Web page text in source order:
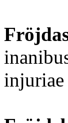
injuriae